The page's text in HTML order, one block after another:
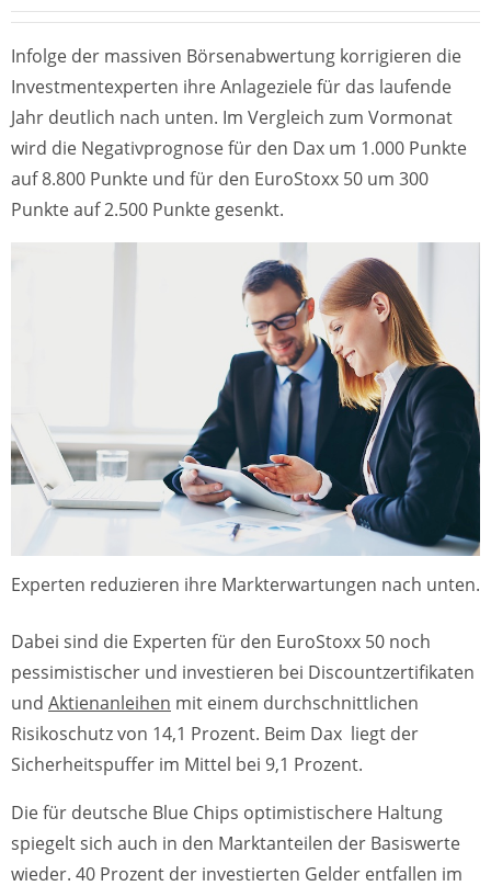
Infolge der massiven Börsenabwertung korrigieren die
Investmentexperten ihre Anlageziele für das laufende
Jahr deutlich nach unten. Im Vergleich zum Vormonat
wird die Negativprognose für den Dax um 1.000 Punkte
auf 8.800 Punkte und für den EuroStoxx 50 um 300
Punkte auf 2.500 Punkte gesenkt.
Experten reduzieren ihre Markterwartungen nach unten.
Dabei sind die Experten für den EuroStoxx 50 noch
pessimistischer und investieren bei Discountzertifikaten
und Aktienanleihen mit einem durchschnittlichen
Risikoschutz von 14,1 Prozent. Beim Dax liegt der
Sicherheitspuffer im Mittel bei 9,1 Prozent.
Die für deutsche Blue Chips optimistischere Haltung
spiegelt sich auch in den Marktanteilen der Basiswerte
wieder. 40 Prozent der investierten Gelder entfallen im